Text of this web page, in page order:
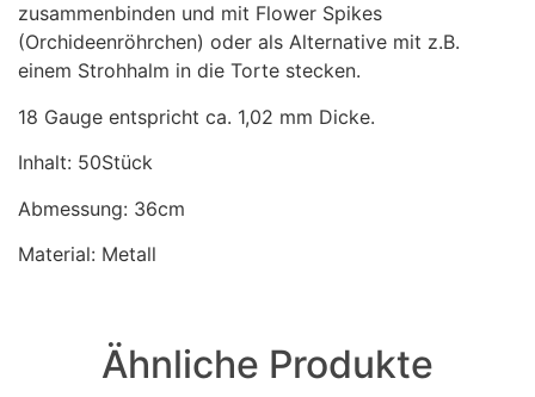
zusammenbinden und mit Flower Spikes
(Orchideenröhrchen) oder als Alternative mit z.B.
einem Strohhalm in die Torte stecken.
18 Gauge entspricht ca. 1,02 mm Dicke.
Inhalt: 50Stück
Abmessung: 36cm
Material: Metall
Ähnliche Produkte